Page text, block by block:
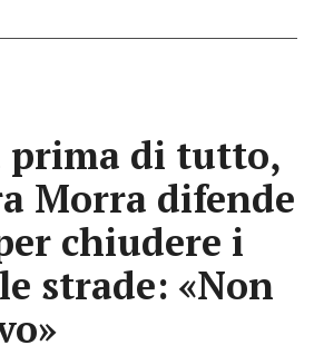
prima di tutto,
Morra difende
chiudere i
strade: «Non